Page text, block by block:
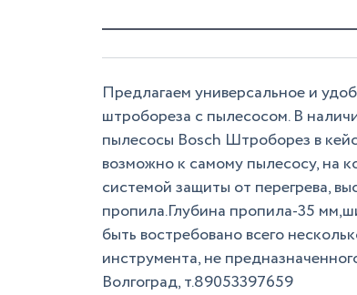
Предлагаем универсальное и
штробореза с пылесосом. В
пылесосы Bosch Штроборез в
возможно к самому пылесосу, на
системой защиты от перегрева,
пропила.Глубина пропила-35
быть востребовано всего
инструмента, не
Волгоград, т.89053397659